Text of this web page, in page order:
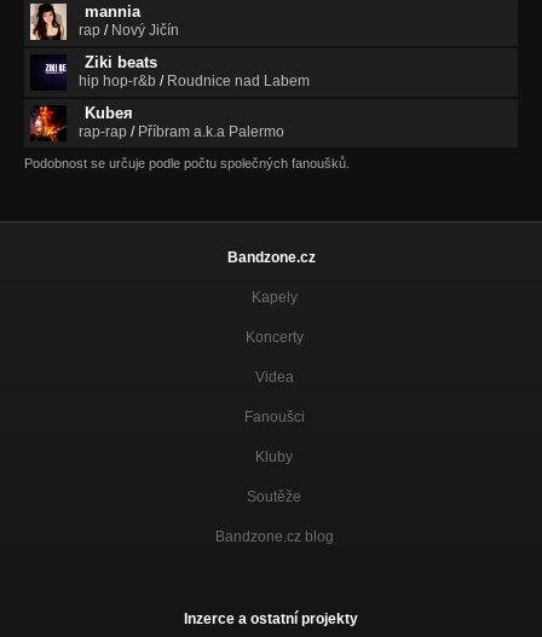
mannia
rap / Nový Jičín
Ziki beats
hip hop-r&b / Roudnice nad Labem
Kubeя
rap-rap / Příbram a.k.a Palermo
Podobnost se určuje podle počtu společných fanoušků.
Bandzone.cz
Kapely
Koncerty
Videa
Fanoušci
Kluby
Soutěže
Bandzone.cz blog
Inzerce a ostatní projekty